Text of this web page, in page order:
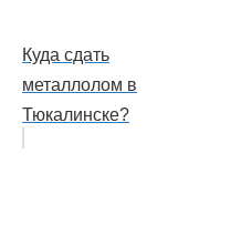
Куда сдать
металлолом в
Тюкалинске?